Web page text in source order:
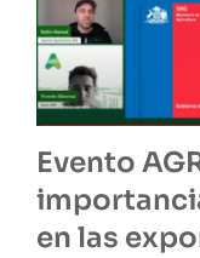
Evento
en las